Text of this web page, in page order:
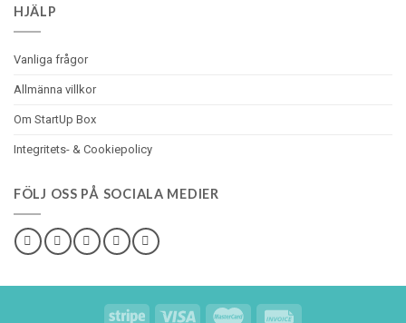
HJÄLP
Vanliga frågor
Allmänna villkor
Om StartUp Box
Integritets- & Cookiepolicy
FÖLJ OSS PÅ SOCIALA MEDIER